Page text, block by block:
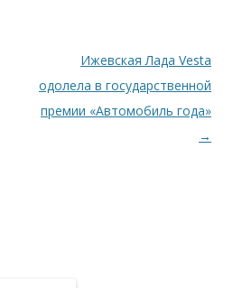
Ижевская Лада Vesta
одолела в государственной
премии «Автомобиль года»
→